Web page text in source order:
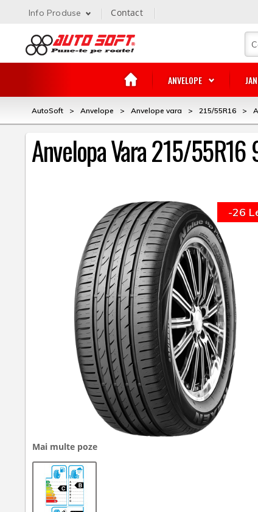
ANVELOPE
Info Produse Contact
AutoSoft > Anvelope > Anvelope vara > 215/55R16 >
Anvelopa Vara 215/
Mai multe poze
-26